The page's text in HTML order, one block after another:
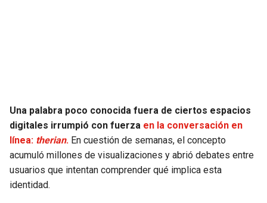
Una palabra poco conocida fuera de ciertos espacios
digitales irrumpió con fuerza en la conversación en
línea: therian. En cuestión de semanas, el concepto
acumuló millones de visualizaciones y abrió debates entre
usuarios que intentan comprender qué implica esta
identidad.